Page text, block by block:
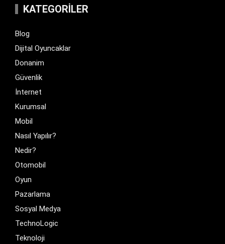
KATEGORILER
Blog
Dijital Oyuncaklar
Donanim
Güvenlik
İnternet
Kurumsal
Mobil
Nasıl Yapılır?
Nedir?
Otomobil
Oyun
Pazarlama
Sosyal Medya
TechnoLogic
Teknoloji